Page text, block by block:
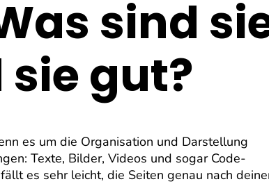
sind
gut?
es um die Organisation und Darstellung
Texte, Bilder, Videos und sogar Code-
es sehr leicht, die Seiten genau nach